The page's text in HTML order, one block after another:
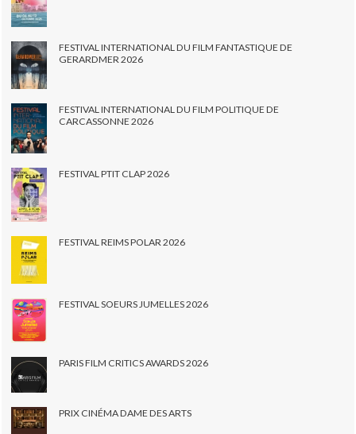
FESTIVAL INTERNATIONAL DU FILM FANTASTIQUE DE
GERARDMER 2026
FESTIVAL INTERNATIONAL DU FILM POLITIQUE DE
CARCASSONNE 2026
FESTIVAL PTIT CLAP 2026
FESTIVAL REIMS POLAR 2026
FESTIVAL SOEURS JUMELLES 2026
PARIS FILM CRITICS AWARDS 2026
PRIX CINÉMA DAME DES ARTS